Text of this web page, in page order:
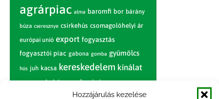
Hozzájárulás kezelése
agrárpiac alma baromfi bor bárány
búza cseresznye csirkehús csomagolóhelyi ár
európai unió export fogyasztás
fogyasztói piac gabona gomba gyümölcs
hús juh kacsa kereskedelem kínálat
körte marhahús nagybani piac narancs
nemzetközi árinformációk